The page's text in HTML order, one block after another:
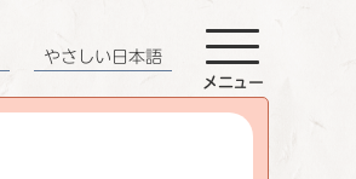
やさしい日本語
メニュー